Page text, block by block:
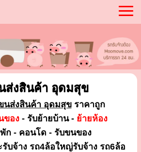
ส่งสินค้า อุดมสุข
นส่งสินค้า อุดมสุขราคาถูก
ของ - รับย้ายบ้าน - ย้ายห้อง
ก - คอนโด - รับขนของ
บจ้าง รถ4ล้อใหญ่รับจ้าง รถ6ล้อ